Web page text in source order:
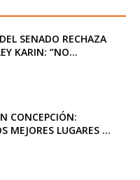
SENADO RECHAZA
KARIN: “NO...
CONCEPCIÓN:
MEJORES LUGARES ...